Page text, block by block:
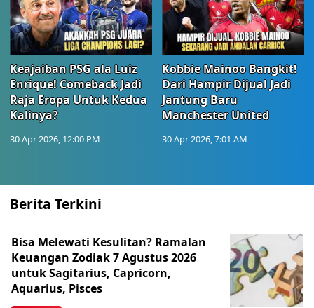
Keajaiban PSG ala Luiz
Enrique! Comeback Jadi
Raja Eropa Untuk Kedua
Kalinya?
30 Apr 2026, 12:00 PM
Kobbie Mainoo Bangkit!
Dari Hampir Dijual Jadi
Jantung Baru
Manchester United
30 Apr 2026, 7:01 AM
Berita Terkini
Bisa Melewati Kesulitan? Ramalan
Keuangan Zodiak 7 Agustus 2026
untuk Sagitarius, Capricorn,
Aquarius, Pisces